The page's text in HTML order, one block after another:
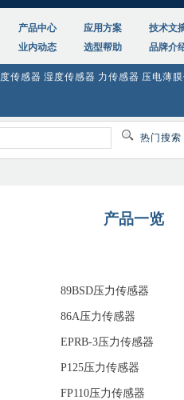
产品中心 应用方案
技术文
业内动态
选型帮助 品牌介
传感器 湿度传感器 力传感器 压电薄
热门搜索
产品一览
89BSD压力传感器
86A压力传感器
EPRB-3压力传感器
P125压力传感器
FP110压力传感器